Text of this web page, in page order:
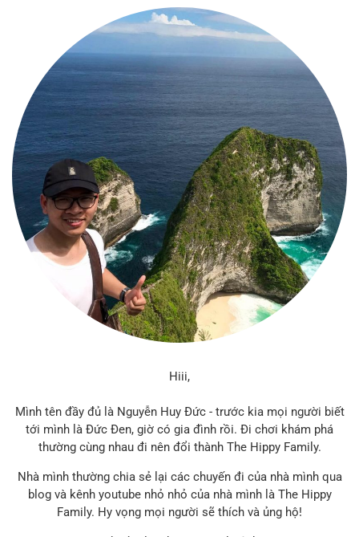
Hiii,
Mình tên đầy đủ là Nguyễn Huy Đức - trước kia mọi người biết
tới mình là Đức Đen, giờ có gia đình rồi. Đi chơi khám phá
thường cùng nhau đi nên đổi thành The Hippy Family.
Nhà mình thường chia sẻ lại các chuyến đi của nhà mình qua
blog và kênh youtube nhỏ nhỏ của nhà mình là The Hippy
Family. Hy vọng mọi người sẽ thích và ủng hộ!